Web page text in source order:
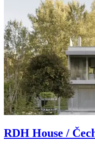
RDH House /